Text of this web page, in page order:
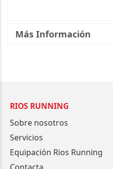
Más Información
RIOS RUNNING
Sobre nosotros
Servicios
Equipación Rios Running